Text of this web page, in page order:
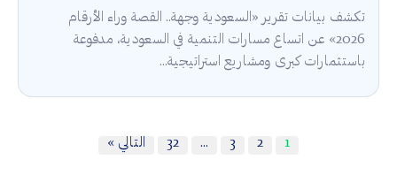
تكشف بيانات تقرير «السعودية وجهة.. القصة وراء الأرقام
2026» عن اتساع مسارات التنمية في السعودية، مدفوعة
باستثمارات كبرى ومشاريع استراتيجية...
1
2
3
…
32 التالي »